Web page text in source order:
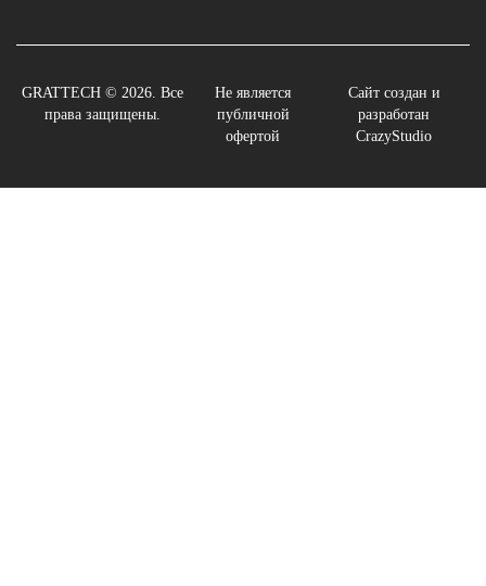
GRATTECH © 2026. Все
права защищены.
Не является
публичной
офертой
Сайт создан и
разработан
CrazyStudio